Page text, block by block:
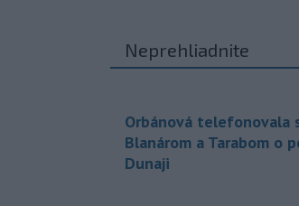
Neprehliadnite
Orbánová telefonovala
Blanárom a Tarabom o
Dunaji